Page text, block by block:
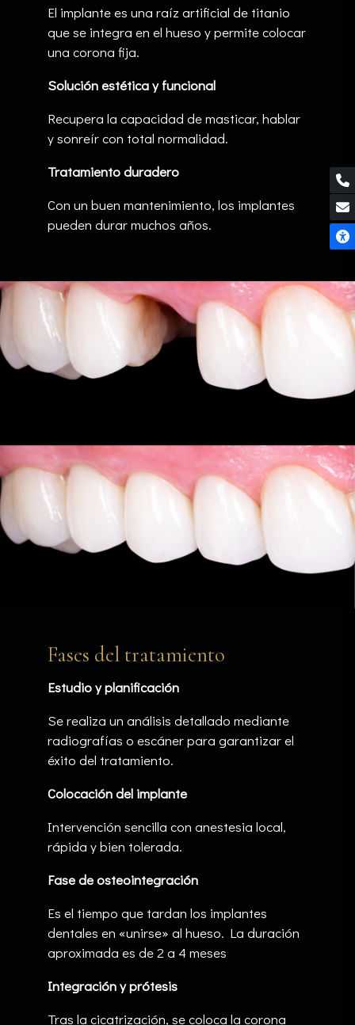
El implante es una raíz artificial de titanio
que se integra en el hueso y permite colocar
una corona fija.
Solución estética y funcional
Recupera la capacidad de masticar, hablar
y sonreír con total normalidad.
Tratamiento duradero
Con un buen mantenimiento, los implantes
pueden durar muchos años.
Fases del tratamiento
Estudio y planificación
Se realiza un análisis detallado mediante
radiografías o escáner para garantizar el
éxito del tratamiento.
Colocación del implante
Intervención sencilla con anestesia local,
rápida y bien tolerada.
Fase de osteointegración
Es el tiempo que tardan los implantes
dentales en «unirse» al hueso. La duración
aproximada es de 2 a 4 meses
Integración y prótesis
Tras la cicatrización, se coloca la corona